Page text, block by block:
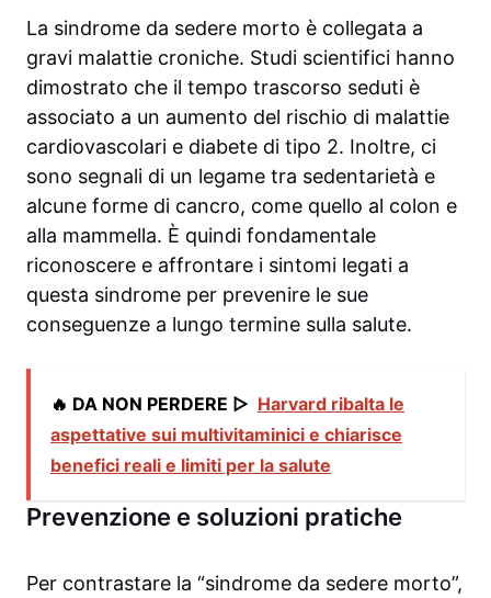
La sindrome da sedere morto è collegata a
gravi malattie croniche. Studi scientifici hanno
dimostrato che il tempo trascorso seduti è
associato a un aumento del rischio di malattie
cardiovascolari e diabete di tipo 2. Inoltre, ci
sono segnali di un legame tra sedentarietà e
alcune forme di cancro, come quello al colon e
alla mammella. È quindi fondamentale
riconoscere e affrontare i sintomi legati a
questa sindrome per prevenire le sue
conseguenze a lungo termine sulla salute.
🔥 DA NON PERDERE ▷ Harvard ribalta le
aspettative sui multivitaminici e chiarisce
benefici reali e limiti per la salute
Prevenzione e soluzioni pratiche
Per contrastare la “sindrome da sedere morto”,